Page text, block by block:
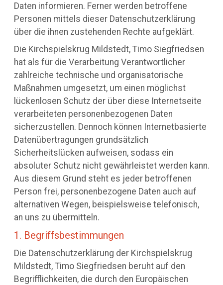
Daten informieren. Ferner werden betroffene
Personen mittels dieser Datenschutzerklärung
über die ihnen zustehenden Rechte aufgeklärt.
Die Kirchspielskrug Mildstedt, Timo Siegfriedsen
hat als für die Verarbeitung Verantwortlicher
zahlreiche technische und organisatorische
Maßnahmen umgesetzt, um einen möglichst
lückenlosen Schutz der über diese Internetseite
verarbeiteten personenbezogenen Daten
sicherzustellen. Dennoch können Internetbasierte
Datenübertragungen grundsätzlich
Sicherheitslücken aufweisen, sodass ein
absoluter Schutz nicht gewährleistet werden kann.
Aus diesem Grund steht es jeder betroffenen
Person frei, personenbezogene Daten auch auf
alternativen Wegen, beispielsweise telefonisch,
an uns zu übermitteln.
1. Begriffsbestimmungen
Die Datenschutzerklärung der Kirchspielskrug
Mildstedt, Timo Siegfriedsen beruht auf den
Begrifflichkeiten, die durch den Europäischen